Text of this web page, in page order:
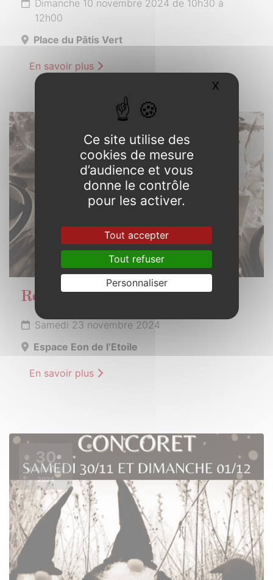
Dimanche 10 novembre 2024 de 10h30 à
12h00
Place du Pâtis Vert
En savoir plus
NOVEMBRE
Repas des anciens
Samedi 23 novembre 2024
Espace Eon de l’Etoile
En savoir plus
30
NOVEMBRE
2024
Ce site utilise des
cookies de mesure
d’audience et vous
donne le contrôle
pour les activer.
Tout accepter
Tout refuser
Personnaliser
X Masquer